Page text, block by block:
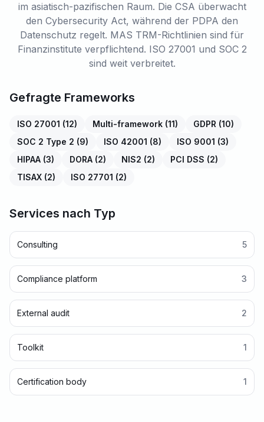
im asiatisch-pazifischen Raum. Die CSA überwacht
den Cybersecurity Act, während der PDPA den
Datenschutz regelt. MAS TRM-Richtlinien sind für
Finanzinstitute verpflichtend. ISO 27001 und SOC 2
sind weit verbreitet.
Gefragte Frameworks
ISO 27001 (12) Multi-framework (11) GDPR (10)
SOC 2 Type 2 (9) ISO 42001 (8) ISO 9001 (3)
HIPAA (3) DORA (2) NIS2 (2) PCI DSS (2)
TISAX (2) ISO 27701 (2)
Services nach Typ
Consulting 5
Compliance platform 3
External audit 2
Toolkit 1
Certification body 1